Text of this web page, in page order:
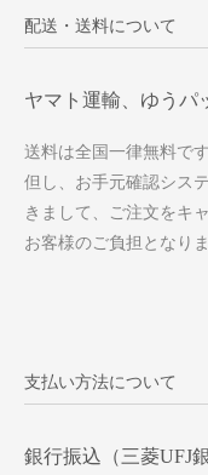
配送・送料について
ヤマト運輸、ゆうパ
送料は全国一律無料です
但し、お手元確認シス
きまして、ご注文をキ
お客様のご負担となりま
支払い方法について
銀行振込（三菱UFJ